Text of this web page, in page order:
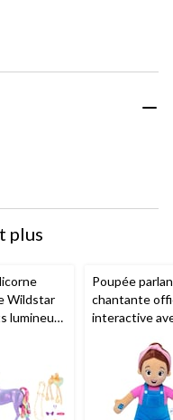
plus
Wildstar
lumineux
Poupée
chantante
interactive
16 phrases
enfants de 6
ans et plus
Rachel, 16 po